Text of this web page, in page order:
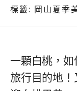
標籤: 岡山夏季
一顆白桃，
旅行目的地